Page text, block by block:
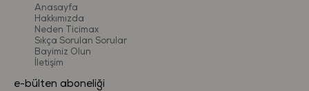
Anasayfa
Hakkımızda
Neden Ticimax
Sıkça Sorulan Sorular
Bayimiz Olun
İletişim
e-bülten aboneliği